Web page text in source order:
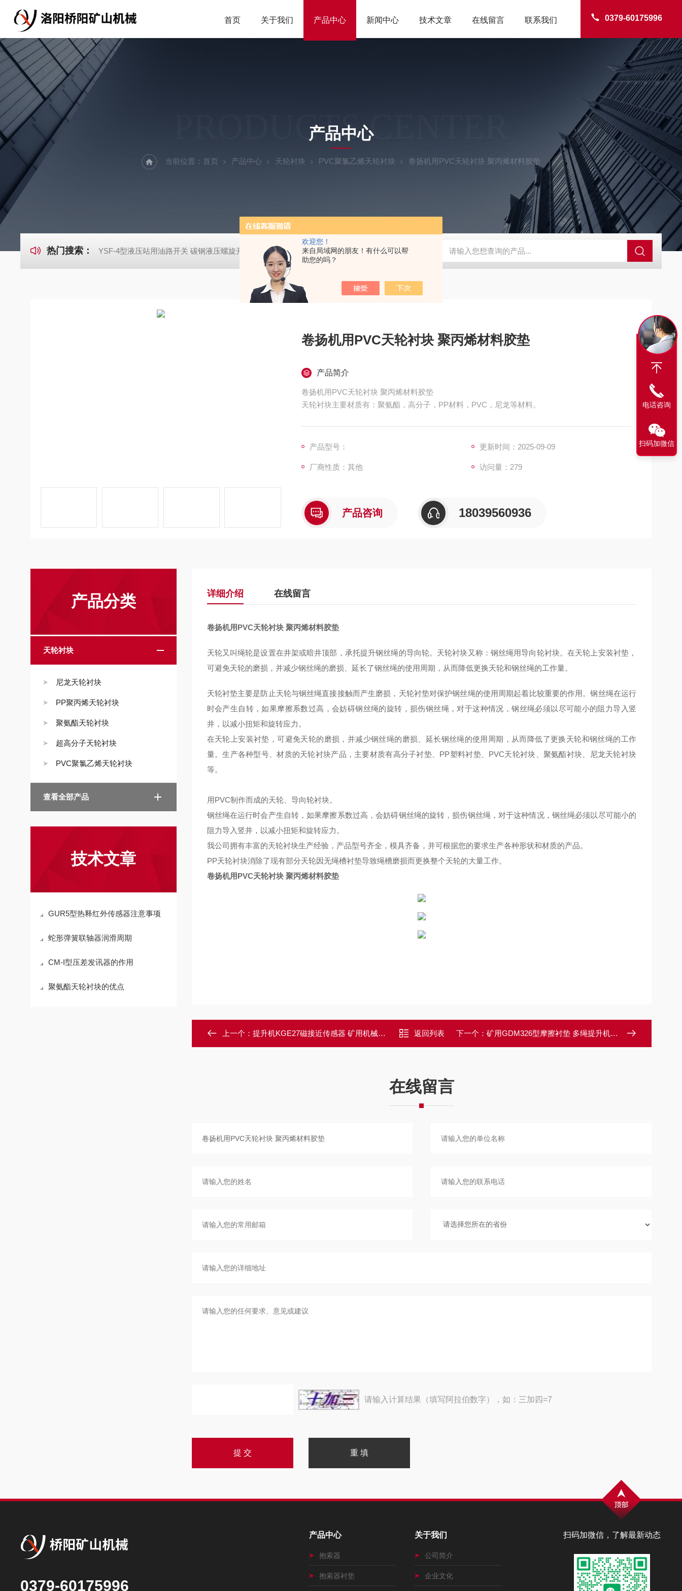
欢迎您！
来自局域网的朋友！有什么可以帮
助您的吗？
0379-60175996
首页 关于我们 产品中心 新闻中心 技术文章 在线留言 联系我们
PRODUCTS CENTER
产品中心
当前位置： 首页 产品中心 天轮衬块 PVC聚氯乙烯天轮衬块 卷扬机用PVC天轮衬块 聚丙烯材料胶垫
热门搜索： YSF-4型液压站用油路开关 碳钢液压螺旋开关 猴车配件橡胶轮衬 托压轮矿用斜井巷道用 矿用本安型行程开关KHXC24 井下机电设备 便携式移动液压系统总成 提升机
卷扬机用PVC天轮衬块 聚丙烯材料胶垫
产品简介
卷扬机用PVC天轮衬块 聚丙烯材料胶垫
天轮衬块主要材质有：聚氨酯，高分子，PP材料，PVC，尼龙等材料。
产品型号： 更新时间：2025-09-09
厂商性质：其他 访问量：279
产品咨询 18039560936
产品分类
天轮衬块
尼龙天轮衬块
PP聚丙烯天轮衬块
聚氨酯天轮衬块
超高分子天轮衬块
PVC聚氯乙烯天轮衬块
查看全部产品
技术文章
GUR5型热释红外传感器注意事项
蛇形弹簧联轴器润滑周期
CM-I型压差发讯器的作用
聚氨酯天轮衬块的优点
详细介绍 在线留言
卷扬机用PVC天轮衬块 聚丙烯材料胶垫
天轮又叫绳轮是设置在井架或暗井顶部，承托提升钢丝绳的导向轮。 天轮衬块又称：钢丝绳用导向轮衬块。在天轮上安装衬垫，
可避免天轮的磨损，并减少钢丝绳的磨损、延长了钢丝绳的使用 周期 ，从而降低更换天轮和钢丝绳的工作量。
天轮衬垫主要是防止天轮与钢丝绳直接接触而产生磨损 ， 天轮衬垫对保护钢丝绳的使用周期起着比较重要的作用 。钢丝绳在运行
时会产生自转 ，如果摩擦系数过高 ， 会妨碍钢丝绳的旋转 ， 损伤钢丝绳 ， 对于这种情况 ，钢丝绳必须以尽可能小的阻力导入竖
井， 以减小扭矩和旋转应力。
在天轮上安装衬垫，可避免天轮的磨损，并减少钢丝绳的磨损、延长钢丝绳的使用周期，从而降低了更换天轮和钢丝绳的工作
量。生产各种型号、材质的天轮衬块产品，主要材质有高分子衬垫、PP塑料衬垫、PVC天轮衬块、聚氨酯衬块、尼龙天轮衬块
等。
用PVC制作而成的天轮、导向轮衬块。
钢丝绳在运行时会产生自转，如果摩擦系数过高，会妨碍钢丝绳的旋转，损伤钢丝绳，对于这种情况，钢丝绳必须以尽可能小的
阻力导入竖井，以减小扭矩和旋转应力。
我公司拥有丰富的天轮衬块生产经验，产品型号齐全，模具齐备，并可根据您的要求生产各种形状和材质的产品。
PP天轮衬块消除了现有部分天轮因无绳槽衬垫导致绳槽磨损而更换整个天轮的大量工作。
卷扬机用PVC天轮衬块 聚丙烯材料胶垫
上一个： 提升机KGE27磁接近传感器 矿用机械配件 返回列表 下一个： 矿用GDM326型摩擦衬垫 多绳提升机衬垫
在线留言
请输入计算结果（填写阿拉伯数字），如：三加四=7
扫码加微信，了解最新动态
0379-60175996
产品中心
抱索器
抱索器衬垫
关于我们
公司简介
企业文化
电话咨询
扫码加微信